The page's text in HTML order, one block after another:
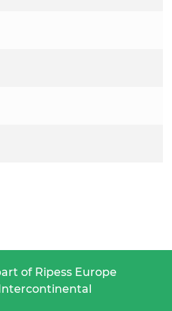
of Ripess Europe